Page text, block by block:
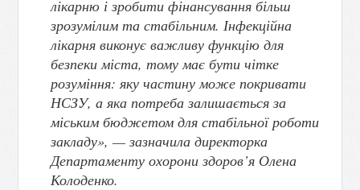
лікарню і зробити фінансування більш
зрозумілим та стабільним. Інфекційна
лікарня виконує важливу функцію для
безпеки міста, тому має бути чітке
розуміння: яку частину може покривати
НСЗУ, а яка потреба залишається за
міським бюджетом для стабільної роботи
закладу», — зазначила директорка
Департаменту охорони здоров’я Олена
Колоденко.